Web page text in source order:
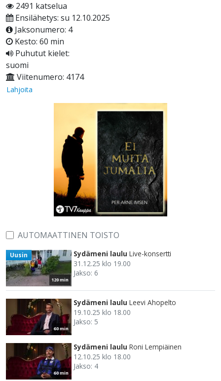
2491 katselua
Ensilähetys: su 12.10.2025
Jaksonumero: 4
Kesto: 60 min
Puhutut kielet:
suomi
Viitenumero: 4174
Lahjoita
AUTOMAATTINEN TOISTO
120 min
Uusin Sydämeni laulu Live-konsertti
31.12.25 klo 19.00
Jakso: 6
60 min
Sydämeni laulu Leevi Ahopelto
19.10.25 klo 18.00
Jakso: 5
60 min
Sydämeni laulu Roni Lempiäinen
12.10.25 klo 18.00
Jakso: 4